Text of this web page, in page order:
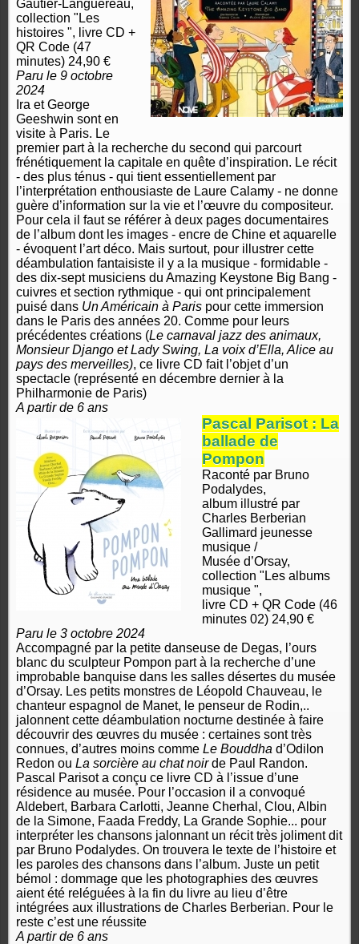
Gautier-Languereau,
collection "Les
histoires ", livre CD +
QR Code (47
minutes) 24,90 €
Paru le 9 octobre
2024
Ira et George
Geeshwin sont en
visite à Paris. Le
premier part à la recherche du second qui parcourt
frénétiquement la capitale en quête d’inspiration. Le récit
- des plus ténus - qui tient essentiellement par
l’interprétation enthousiaste de Laure Calamy - ne donne
guère d’information sur la vie et l’œuvre du compositeur.
Pour cela il faut se référer à deux pages documentaires
de l ’album dont les images - encre de Chine et aquarelle
- évoquent l’art déco. Mais surtout, pour illustrer cette
déambulation fantaisiste il y a la musique - formidable -
des dix-sept musiciens du Amazing Keystone Big Bang -
cuivres et section rythmique - qui ont principalement
puisé dans Un Américain à Paris pour cette immersion
dans le Paris des années 20. Comme pour leurs
précédentes créations (Le carnaval jazz des animaux,
Monsieur Django et Lady Swing, La voix d’Ella, Alice au
pays des merveilles), ce livre CD fait l’objet d’un
spectacle (représenté en décembre dernier à la
Philharmonie de Paris)
A partir de 6 ans
Pascal Parisot : La
ballade de
Pompon
Raconté par Bruno
Podalydes,
album illustré par
Charles Berberian
Gallimard jeunesse
musique /
Musée d’Orsay,
collection "Les albums
musique ",
livre CD + QR Code (46
minutes 02) 24,90 €
Paru le 3 octobre 2024
Accompagné par la petite danseuse de Degas, l’ours
blanc du sculpteur Pompon part à la recherche d’une
improbable banquise dans les salles désertes du musée
d’Orsay. Les petits monstres de Léopold Chauveau, le
chanteur espagnol de Manet, le penseur de Rodin,..
jalonnent cette déambulation nocturne destinée à faire
découvrir des œuvres du musée : certaines sont très
connues, d’autres moins comme Le Bouddha d’Odilon
Redon ou La sorcière au chat noirde Paul Randon.
Pascal Parisot a conçu ce livre CD à l’issue d’une
résidence au musée. Pour l’occasion il a convoqué
Aldebert, Barbara Carlotti, Jeanne Cherhal, Clou, Albin
de la Simone, Faada Freddy, La Grande Sophie... pour
interpréter les chansons jalonnant un récit très joliment dit
par Bruno Podalydes. On trouvera le texte de l’histoire et
les paroles des chansons dans l’album. Juste un petit
bémol : dommage que les photographies des œuvres
aient été reléguées à la fin du livre au lieu d’être
intégrées aux illustrations de Charles Berberian. Pour le
reste c’est une réussite
A partir de 6 ans